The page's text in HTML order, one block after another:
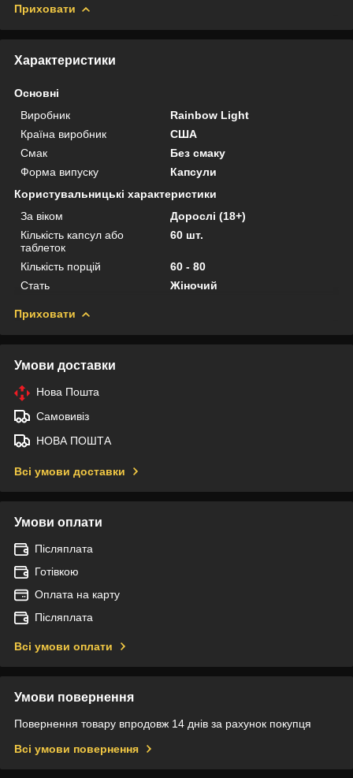
Приховати
Характеристики
Основні
Виробник
Rainbow Light
Країна виробник
США
Смак
Без смаку
Форма випуску
Капсули
Користувальницькі характеристики
За віком
Дорослі (18+)
Кількість капсул або
таблеток
60 шт.
Кількість порцій
60 - 80
Стать
Жіночий
Приховати
Умови доставки
Нова Пошта
Самовивіз
НОВА ПОШТА
Всі умови доставки
Умови оплати
Післяплата
Готівкою
Оплата на карту
Післяплата
Всі умови оплати
Умови повернення
Повернення товару впродовж 14 днів за рахунок покупця
Всі умови повернення